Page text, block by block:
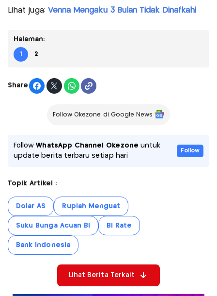
Lihat juga: Venna Mengaku 3 Bulan Tidak Dinafkahi
Halaman:
1 2
Share
Follow Okezone di Google News
FollowWhatsApp Channel Okezone untuk
update berita terbaru setiap hari
Follow
Topik Artikel :
Dolar AS Rupiah Menguat
Suku Bunga Acuan BI BI Rate
Bank Indonesia
Lihat Berita Terkait